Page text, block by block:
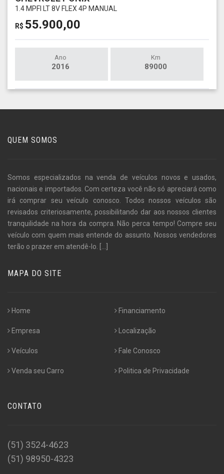
1.4 MPFI LT 8V FLEX 4P MANUAL
R$ 55.900,00
Ano
2016
Km
89000
QUEM SOMOS
Somos especializados na venda de veículos novos e usados,
nacionais e importados. Com certeza você não só apreciará como
irá comprar seu veículo conosco. Todos nossos veículos são
revisados criteriosamente, possibilitando dar aos nossos clientes
tranquilidade na hora da compra. Não perca tempo! Compre seu
veículo com quem mais entende do assunto. Nossos vendedores
terão o prazer em atendê-lo.
MAPA DO SITE
Home
Empresa
Veículos
Venda seu Carro
Financiamento
Localização
Fale Conosco
Politica de Privacidade
CONTATO
(51) 3524-4623
(51) 98950-4323